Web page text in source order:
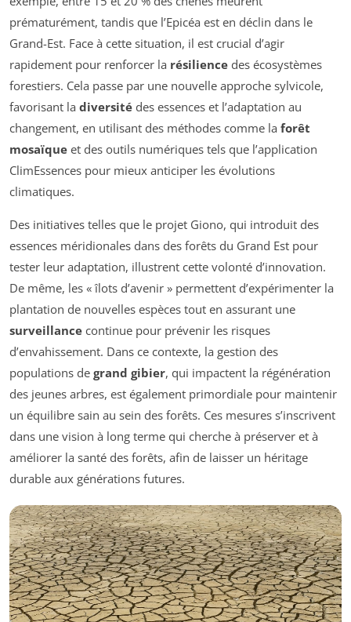
prématurément, tandis que l’Epicéa est en déclin dans le
Grand-Est. Face à cette situation, il est crucial d’agir
rapidement pour renforcer la résilience des écosystèmes
forestiers. Cela passe par une nouvelle approche sylvicole,
favorisant la diversité des essences et l’adaptation au
changement, en utilisant des méthodes comme la forêt
mosaïque et des outils numériques tels que l’application
ClimEssences pour mieux anticiper les évolutions
climatiques.
Des initiatives telles que le projet Giono, qui introduit des
essences méridionales dans des forêts du Grand Est pour
tester leur adaptation, illustrent cette volonté d’innovation.
De même, les « îlots d’avenir » permettent d’expérimenter la
plantation de nouvelles espèces tout en assurant une
surveillance continue pour prévenir les risques
d’envahissement. Dans ce contexte, la gestion des
populations de grand gibier, qui impactent la régénération
des jeunes arbres, est également primordiale pour maintenir
un équilibre sain au sein des forêts. Ces mesures s’inscrivent
dans une vision à long terme qui cherche à préserver et à
améliorer la santé des forêts, afin de laisser un héritage
durable aux générations futures.